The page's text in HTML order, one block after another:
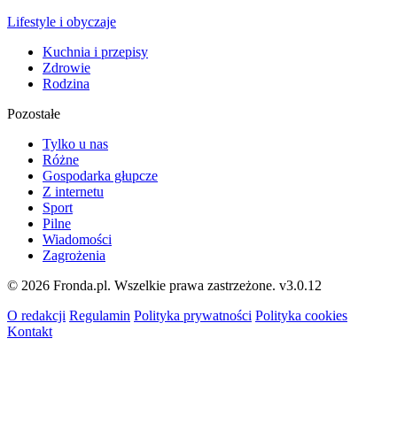
Lifestyle i obyczaje
Kuchnia i przepisy
Zdrowie
Rodzina
Pozostałe
Tylko u nas
Różne
Gospodarka głupcze
Z internetu
Sport
Pilne
Wiadomości
Zagrożenia
© 2026 Fronda.pl. Wszelkie prawa zastrzeżone. v3.0.12
O redakcji Regulamin Polityka prywatności Polityka cookies
Kontakt